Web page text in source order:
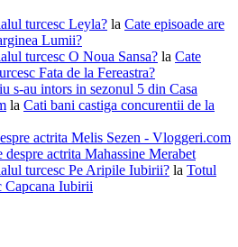
turcesc Leyla? la Cate episoade are
Lumii?
turcesc O Noua Sansa? la Cate
Fata de la Fereastra?
s-au intors in sezonul 5 din Casa
la Cati bani castiga concurentii de la
actrita Melis Sezen - Vloggeri.com
despre actrita Mahassine Merabet
turcesc Pe Aripile Iubirii? la Totul
Capcana Iubirii